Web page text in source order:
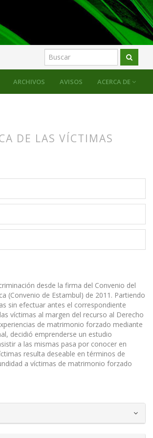
ARCHIVOS AVISOS ACERCA DE
DE LAS VÍCTIMAS
desde la firma del Convenio del
(Convenio de Estambul) de 2011. Partiendo
sin efectuar antes el correspondiente
víctimas al margen del recurso al Derecho
de matrimonio forzado mediante
decidió emprenderse un estudio
a las mismas pasa por conocer en
resulta deseable en términos de
a víctimas de matrimonio forzado